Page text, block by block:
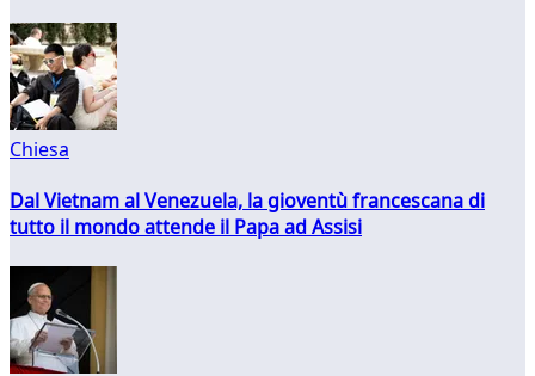
Chiesa
Dal Vietnam al Venezuela, la gioventù francescana di
tutto il mondo attende il Papa ad Assisi